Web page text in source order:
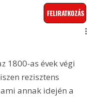
FELIRATKOZÁS
1800-as évek végi
rezisztens
annak idején a